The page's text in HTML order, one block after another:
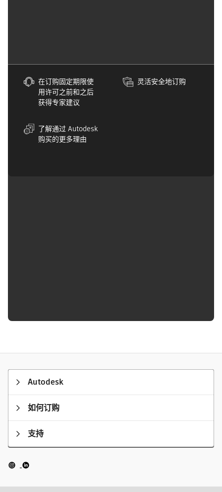
在订购固定期限使
用许可之前和之后
获得专家建议
灵活安全地订购
了解通过 Autodesk
购买的更多理由
Autodesk
如何订购
支持